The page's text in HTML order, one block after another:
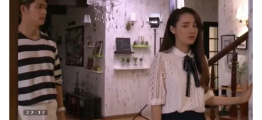
Thế giới
Tin tức
Thế giới đó đây
Câu chuyện quốc tế
Kinh tế
Tài chính
Thị trường
Dữ liệu và đời sống